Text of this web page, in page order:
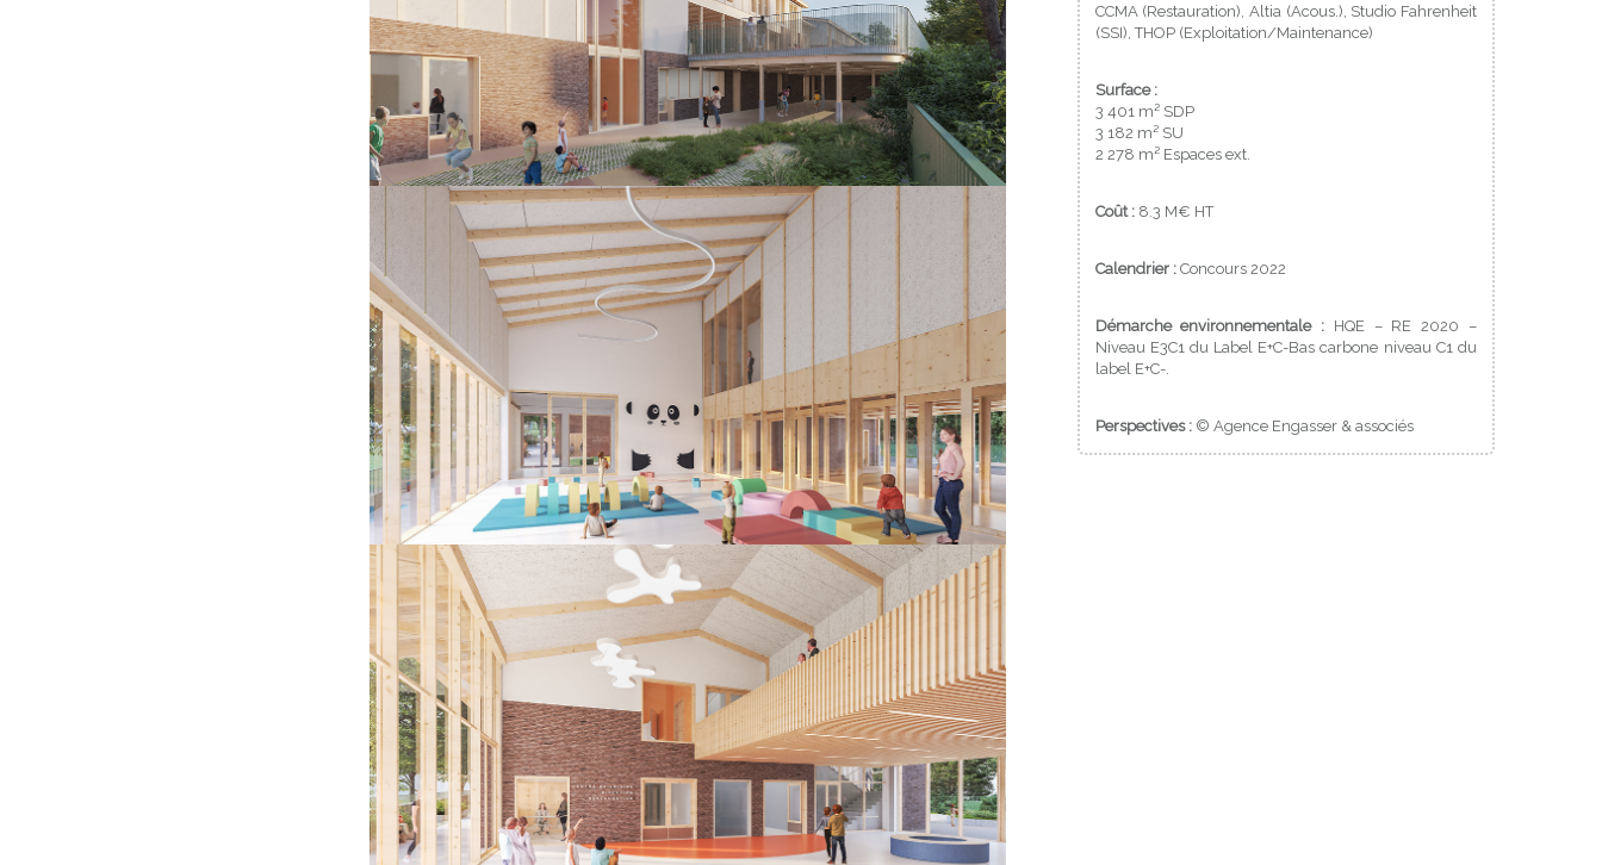
CCMA (Restauration), Altia (Acous.), Studio Fahrenheit
(SSI), THOP (Exploitation/Maintenance)
Surface :
3 401 m² SDP
3 182 m² SU
2 278 m² Espaces ext.
Coût : 8.3 M€ HT
Calendrier :Concours 2022
Démarche environnementale : HQE – RE 2020 –
Niveau E3C1 du Label E+C-Bas carbone niveau C1 du
label E+C-.
Perspectives : © Agence Engasser & associés